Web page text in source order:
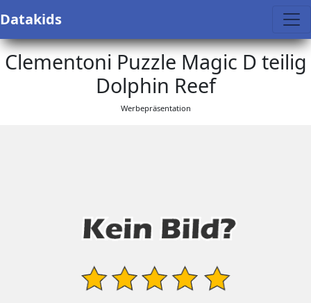
Datakids
Clementoni Puzzle Magic D teilig
Dolphin Reef
Werbepräsentation